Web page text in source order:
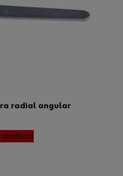
radial angular
producto